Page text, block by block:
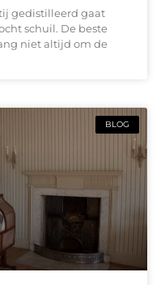
gedistilleerd gaat
schuil. De beste
niet altijd om de
BLOG